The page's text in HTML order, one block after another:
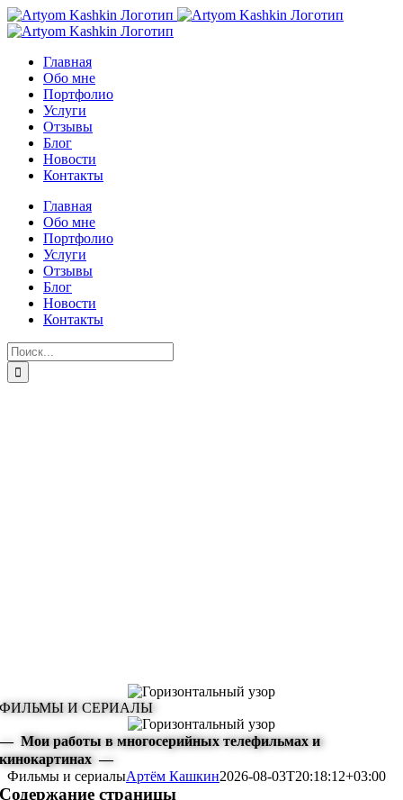
Skip
to
Главная
Обо мне
Портфолио
Услуги
Отзывы
Блог
Новости
Контакты
Главная
Обо мне
Портфолио
Услуги
Отзывы
Блог
Новости
Контакты
Результат
поиска:
ФИЛЬМЫ И СЕРИАЛЫ
— Мои работы в многосерийных телефильмах и
кинокартинах —
Фильмы и сериалыАртём Кашкин2026-08-03T20:18:12+03:00
Содержание страницы